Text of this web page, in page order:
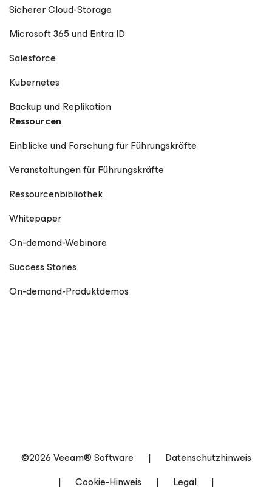
Sicherer Cloud-Storage
Microsoft 365 und Entra ID
Salesforce
Kubernetes
Backup und Replikation
Ressourcen
Einblicke und Forschung für Führungskräfte
Veranstaltungen für Führungskräfte
Ressourcenbibliothek
Whitepaper
On-demand-Webinare
Success Stories
On-demand-Produktdemos
©2026 Veeam® Software |
Datenschutzhinweis
|
Cookie-Hinweis | Legal |